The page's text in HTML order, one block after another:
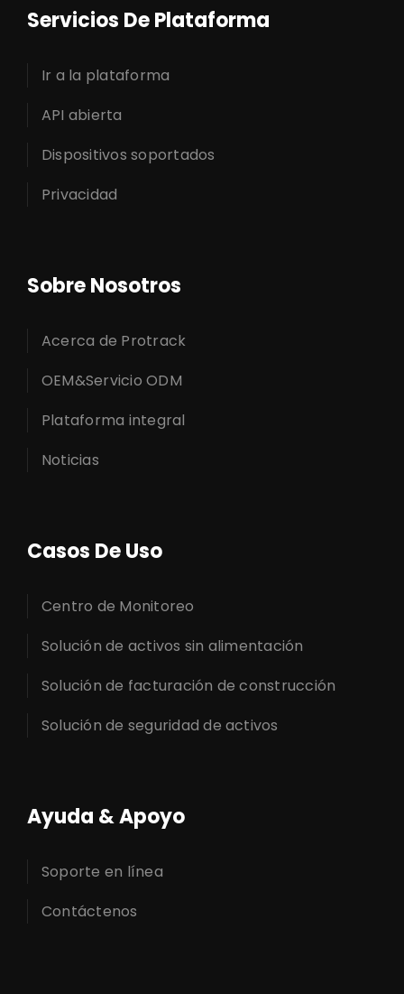
Servicios De Plataforma
Ir a la plataforma
API abierta
Dispositivos soportados
Privacidad
Sobre Nosotros
Acerca de Protrack
OEM&Servicio ODM
Plataforma integral
Noticias
Casos De Uso
Centro de Monitoreo
Solución de activos sin alimentación
Solución de facturación de construcción
Solución de seguridad de activos
Ayuda & Apoyo
Soporte en línea
Contáctenos